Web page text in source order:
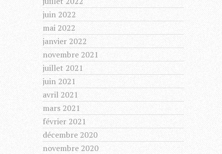
juin 2022
mai 2022
janvier 2022
novembre 2021
juillet 2021
juin 2021
avril 2021
mars 2021
février 2021
décembre 2020
novembre 2020